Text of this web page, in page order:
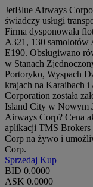
JetBlue Airways
świadczy usługi
Firma dysponowała
A321, 130 samolotów
E190. Obsługiwano
w Stanach
Portoryko, Wyspach
krajach na Karaibach
Corporation została
Island City w Nowym
Airways Corp? Cena
aplikacji TMS Brokers
Corp na żywo i
Corp.
Sprzedaj Kup
BID 0.0000
ASK 0.0000